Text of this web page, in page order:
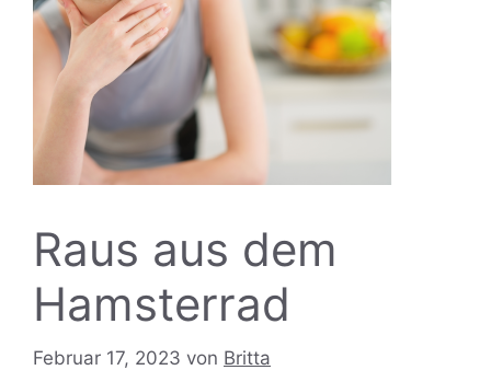
Raus aus dem
Hamsterrad
Februar 17, 2023 von Britta